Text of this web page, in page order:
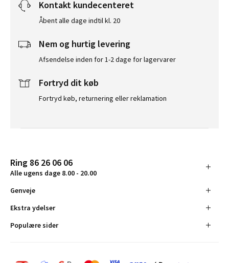
Kontakt kundecenteret
Åbent alle dage indtil kl. 20
Nem og hurtig levering
Afsendelse inden for 1-2 dage for lagervarer
Fortryd dit køb
Fortryd køb, returnering eller reklamation
Ring 86 26 06 06
Alle ugens dage 8.00 - 20.00
Genveje
Ekstra ydelser
Populære sider